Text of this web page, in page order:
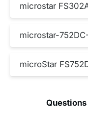
microstar
microstar-
microStar